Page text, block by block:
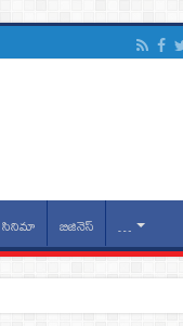
సినిమా బిజినెస్ …